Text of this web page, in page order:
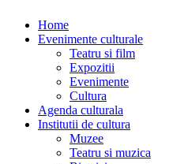
Home
Evenimente culturale
Teatru si film
Expozitii
Evenimente
Cultura
Agenda culturala
Institutii de cultura
Muzee
Teatru si muzica